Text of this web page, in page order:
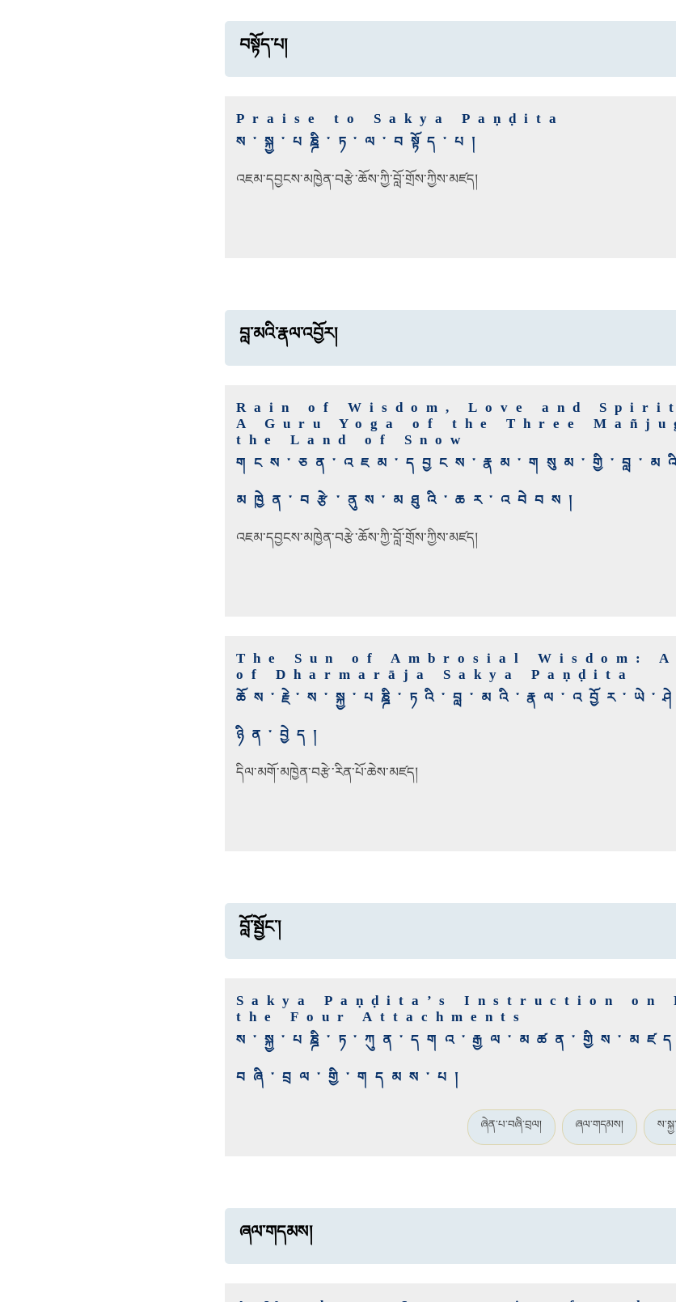
བསྟོད་པ།
Praise to Sakya Paṇḍita
ས་སྐྱ་པཎྜི་ཏ་ལ་བསྟོད་པ།
འཇམ་དབྱངས་མཁྱེན་བརྩེ་ཆོས་ཀྱི་བློ་གྲོས་ཀྱིས་མཛད།
བླ་མའི་རྣལ་འབྱོར།
Rain of Wisdom, Love and
A Guru Yoga of the Three
the Land of Snow
མཁྱེན་བརྩེ་ནུས་མཐུའི་ཆར་འབེབས།
འཇམ་དབྱངས་མཁྱེན་བརྩེ་ཆོས་ཀྱི་བློ་གྲོས་ཀྱིས་མཛད།
The Sun of Ambrosial Wisdom: A
of Dharmarāja Sakya Paṇḍita
ཉིན་བྱེད།
དིལ་མགོ་མཁྱེན་བརྩེ་རིན་པོ་ཆེས་མཛད།
བློ་སྦྱོང་།
Sakya Paṇḍita’s Instruction on
the Four Attachments
བཞི་བྲལ་གྱི་གདམས་པ།
ཞེན་པ་བཞི་བྲལ། ཞལ་གདམས།
ཞལ་གདམས།